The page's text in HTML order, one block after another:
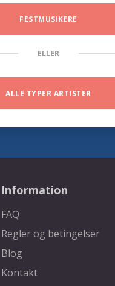
FESTMUSIKERE
ELLER
ALLE TYPER ARTISTER
Information
FAQ
Regler og betingelser
Blog
Kontakt